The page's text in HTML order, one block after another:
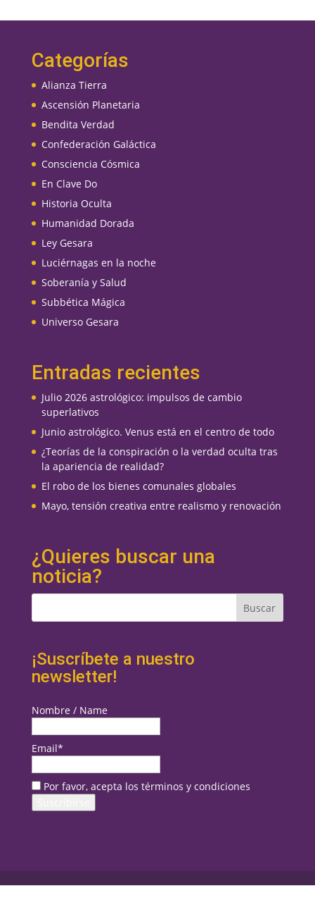
Categorías
Alianza Tierra
Ascensión Planetaria
Bendita Verdad
Confederación Galáctica
Consciencia Cósmica
En Clave Do
Historia Oculta
Humanidad Dorada
Ley Gesara
Luciérnagas en la noche
Soberanía y Salud
Subbética Mágica
Universo Gesara
Entradas recientes
Julio 2026 astrológico: impulsos de cambio
superlativos
Junio astrológico. Venus está en el centro de todo
¿Teorías de la conspiración o la verdad oculta tras
la apariencia de realidad?
El robo de los bienes comunales globales
Mayo, tensión creativa entre realismo y renovación
¿Quieres buscar una
noticia?
¡Suscríbete a nuestro
newsletter!
Nombre / Name
Email*
Por favor, acepta los términos y condiciones